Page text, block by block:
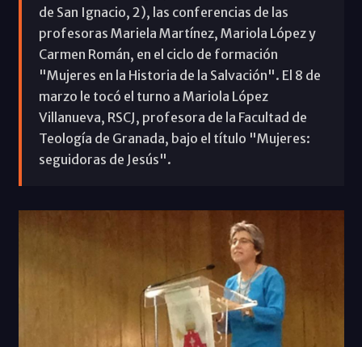
de San Ignacio, 2), las conferencias de las
profesoras Mariela Martínez, Mariola López y
Carmen Román, en el ciclo de formación
"Mujeres en la Historia de la Salvación". El 8 de
marzo le tocó el turno a Mariola López
Villanueva, RSCJ, profesora de la Facultad de
Teología de Granada, bajo el título "Mujeres:
seguidoras de Jesús".